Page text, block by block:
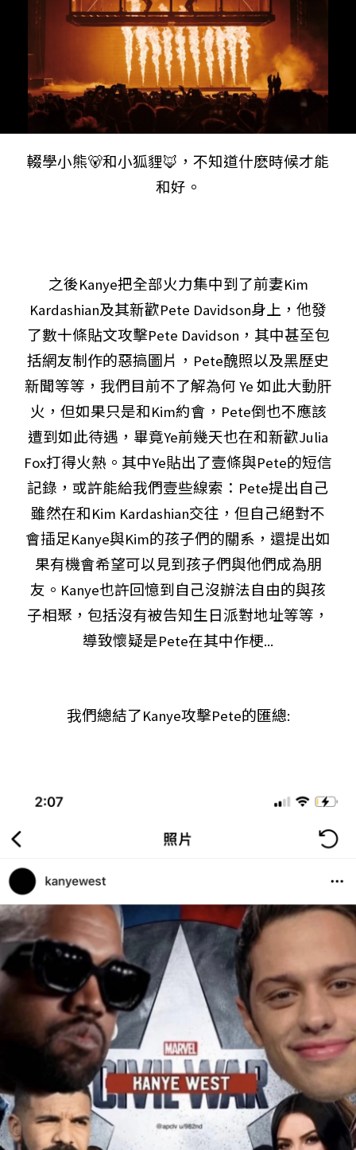
輟學小熊🐻和小狐貍🦊，不知道什麽時候才能
和好。
之後Kanye把全部火力集中到了前妻Kim
Kardashian及其新歡Pete Davidson身上，他發
了數十條貼文攻擊Pete Davidson，其中甚至包
括網友制作的惡搞圖片，Pete醜照以及黑歷史
新聞等等，我們目前不了解為何 Ye 如此大動肝
火，但如果只是和Kim約會，Pete倒也不應該
遭到如此待遇，畢竟Ye前幾天也在和新歡Julia
Fox打得火熱。其中Ye貼出了壹條與Pete的短信
記錄，或許能給我們壹些線索：Pete提出自己
雖然在和Kim Kardashian交往，但自己絕對不
會插足Kanye與Kim的孩子們的關系，還提出如
果有機會希望可以見到孩子們與他們成為朋
友。Kanye也許回憶到自己沒辦法自由的與孩
子相聚，包括沒有被告知生日派對地址等等，
導致懷疑是Pete在其中作梗...
我們總結了Kanye攻擊Pete的匯總: